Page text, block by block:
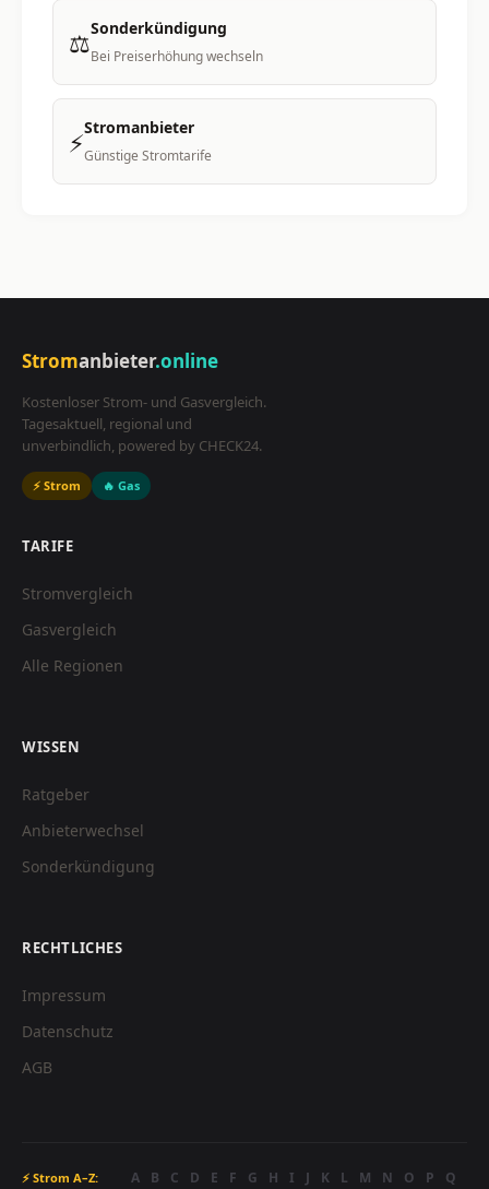
⚖️Sonderkündigung
Bei Preiserhöhung wechseln
⚡Stromanbieter
Günstige Stromtarife
Stromanbieter.online
Kostenloser Strom- und Gasvergleich.
Tagesaktuell, regional und
unverbindlich, powered by CHECK24.
⚡ Strom 🔥 Gas
TARIFE
Stromvergleich
Gasvergleich
Alle Regionen
WISSEN
Ratgeber
Anbieterwechsel
Sonderkündigung
RECHTLICHES
Impressum
Datenschutz
AGB
⚡ Strom A–Z: A B C D E F G H I J K L M N O P Q